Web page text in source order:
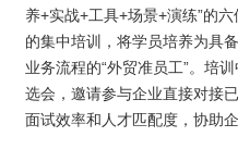
养+实战+工具+场景+演练”的
的集中培训，将学员培养为具
业务流程的“外贸准员工”。培
选会，邀请参与企业直接对接
面试效率和人才匹配度，协助